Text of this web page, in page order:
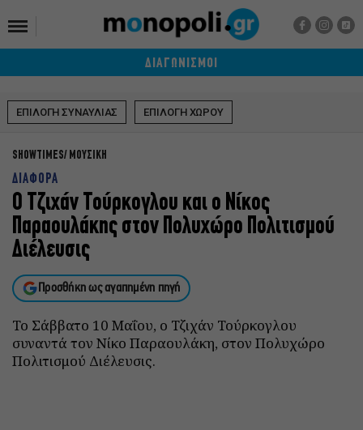
ΔΙΑΓΩΝΙΣΜΟΙ
ΕΠΙΛΟΓΗ ΣΥΝΑΥΛΙΑΣ ΕΠΙΛΟΓΗ ΧΩΡΟΥ
SHOWTIMES ΜΟΥΣΙΚΗ
ΔΙΑΦΟΡΑ
Ο Τζιχάν Τούρκογλου και ο Νίκος
Παραουλάκης στον Πολυχώρο Πολιτισμού
Διέλευσις
Προσθήκη ως αγαπημένη πηγή
Το Σάββατο 10 Μαΐου, ο Τζιχάν Τούρκογλου
συναντά τον Νίκο Παραουλάκη, στον Πολυχώρο
Πολιτισμού Διέλευσις.